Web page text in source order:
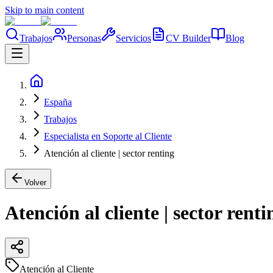
Skip to main content
Trabajos Personas Servicios CV Builder Blog
España
Trabajos
Especialista en Soporte al Cliente
Atención al cliente | sector renting
Volver
Atención al cliente | sector
Atención al Cliente